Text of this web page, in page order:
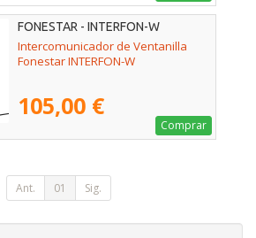
FONESTAR - INTERFON-W
Intercomunicador de Ventanilla
Fonestar INTERFON-W
105,00 €
Comprar
Ant. 01 Sig.